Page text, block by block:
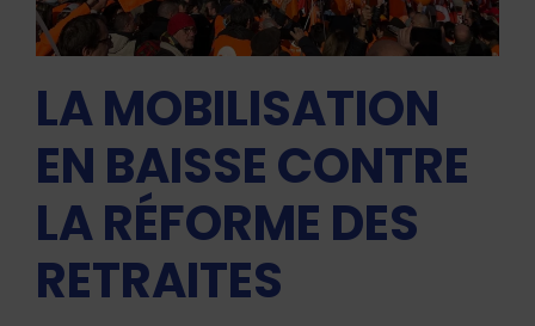
LA MOBILISATION
EN BAISSE CONTRE
LA RÉFORME DES
RETRAITES